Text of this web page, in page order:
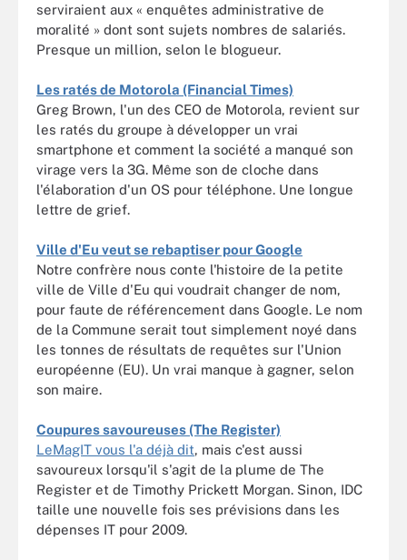
serviraient aux « enquêtes administrative de
moralité » dont sont sujets nombres de salariés.
Presque un million, selon le blogueur.
Les ratés de Motorola (Financial Times)
Greg Brown, l'un des CEO de Motorola, revient sur
les ratés du groupe à développer un vrai
smartphone et comment la société a manqué son
virage vers la 3G. Même son de cloche dans
l'élaboration d'un OS pour téléphone. Une longue
lettre de grief.
Ville d'Eu veut se rebaptiser pour Google
Notre confrère nous conte l'histoire de la petite
ville de Ville d'Eu qui voudrait changer de nom,
pour faute de référencement dans Google. Le nom
de la Commune serait tout simplement noyé dans
les tonnes de résultats de requêtes sur l'Union
européenne (EU). Un vrai manque à gagner, selon
son maire.
Coupures savoureuses (The Register)
LeMagIT vous l'a déjà dit, mais c'est aussi
savoureux lorsqu'il s'agit de la plume de The
Register et de Timothy Prickett Morgan. Sinon, IDC
taille une nouvelle fois ses prévisions dans les
dépenses IT pour 2009.